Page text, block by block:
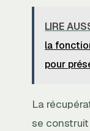
LIRE
la
pour
La
se